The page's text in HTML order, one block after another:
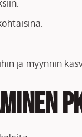
ja myynnin